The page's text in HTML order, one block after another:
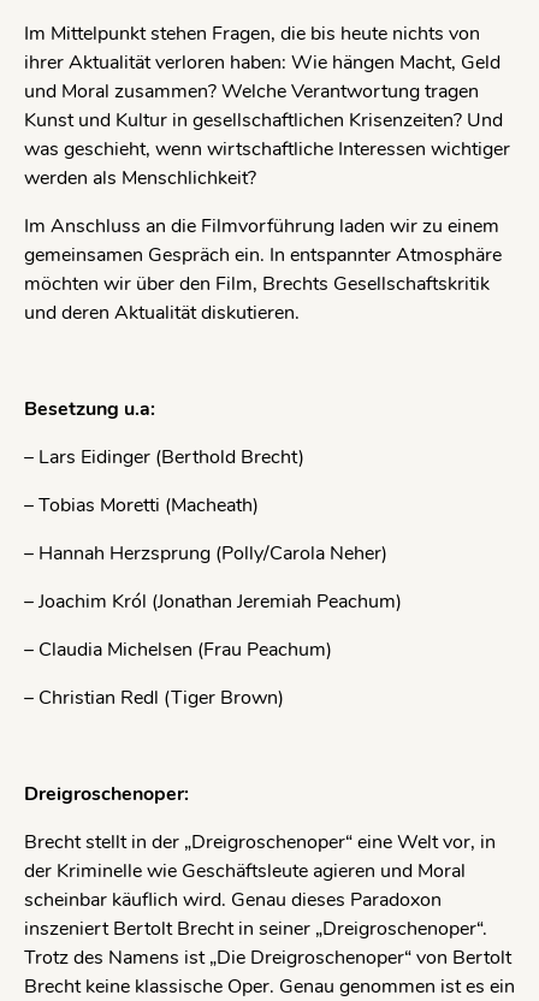
Im Mittelpunkt stehen Fragen, die bis heute nichts von
ihrer Aktualität verloren haben: Wie hängen Macht, Geld
und Moral zusammen? Welche Verantwortung tragen
Kunst und Kultur in gesellschaftlichen Krisenzeiten? Und
was geschieht, wenn wirtschaftliche Interessen wichtiger
werden als Menschlichkeit?
Im Anschluss an die Filmvorführung laden wir zu einem
gemeinsamen Gespräch ein. In entspannter Atmosphäre
möchten wir über den Film, Brechts Gesellschaftskritik
und deren Aktualität diskutieren.
Besetzung u.a:
– Lars Eidinger (Berthold Brecht)
– Tobias Moretti (Macheath)
– Hannah Herzsprung (Polly/Carola Neher)
– Joachim Król (Jonathan Jeremiah Peachum)
– Claudia Michelsen (Frau Peachum)
– Christian Redl (Tiger Brown)
Dreigroschenoper:
Brecht stellt in der „Dreigroschenoper“ eine Welt vor, in
der Kriminelle wie Geschäftsleute agieren und Moral
scheinbar käuflich wird. Genau dieses Paradoxon
inszeniert Bertolt Brecht in seiner „Dreigroschenoper“.
Trotz des Namens ist „Die Dreigroschenoper“ von Bertolt
Brecht keine klassische Oper. Genau genommen ist es ein